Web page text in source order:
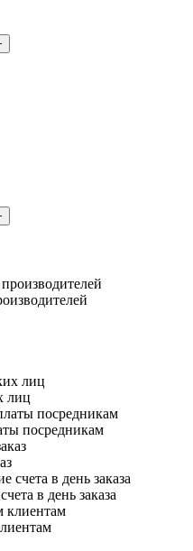
лиц
посредникам
в день заказа